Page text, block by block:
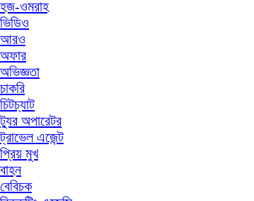
হজ-ওমরাহ
ভিডিও
আরও
অফার
অভিজ্ঞতা
চাকরি
চিটচ্যাট
ট্যুর অপারেটর
ট্রাভেল এজেন্ট
প্রিয় মুখ
বাহন
বেবিচক